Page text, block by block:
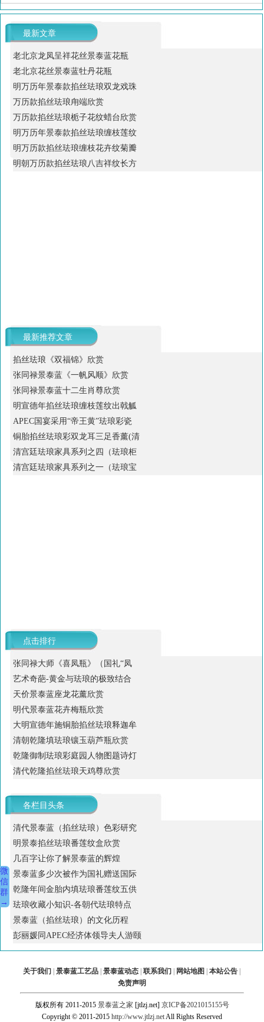
最新文章
老北京龙凤呈祥花丝景泰蓝花瓶
老北京花丝景泰蓝牡丹花瓶
明万历年景泰款掐丝珐琅双龙戏珠
万历款掐丝珐琅甪端欣赏
万历款掐丝珐琅栀子花纹蜡台欣赏
明万历年景泰款掐丝珐琅缠枝莲纹
明万历款掐丝珐琅缠枝花卉纹菊瓣
明朝万历款掐丝珐琅八吉祥纹长方
最新推荐文章
掐丝珐琅《双福锦》欣赏
张同禄景泰蓝《一帆风顺》欣赏
张同禄景泰蓝十二生肖尊欣赏
明宣德年掐丝珐琅缠枝莲纹出戟觚
APEC国宴采用“帝王黄”珐琅彩瓷
铜胎掐丝珐琅彩双龙耳三足香薰(清
清宫廷珐琅家具系列之四（珐琅柜
清宫廷珐琅家具系列之一（珐琅宝
点击排行
张同禄大师《喜凤瓶》（国礼“凤
艺术奇葩-黄金与珐琅的极致结合
天价景泰蓝座龙花薰欣赏
明代景泰蓝花卉梅瓶欣赏
大明宣德年施铜胎掐丝珐琅释迦牟
清朝乾隆填珐琅镶玉葫芦瓶欣赏
乾隆御制珐琅彩庭园人物图题诗灯
清代乾隆掐丝珐琅天鸡尊欣赏
各栏目头条
清代景泰蓝（掐丝珐琅）色彩研究
明景泰掐丝珐琅番莲纹盒欣赏
几百字让你了解景泰蓝的辉煌
景泰蓝多少次被作为国礼赠送国际
乾隆年间金胎内填珐琅番莲纹五供
珐琅收藏小知识-各朝代珐琅特点
景泰蓝（掐丝珐琅）的文化历程
彭丽媛同APEC经济体领导夫人游颐
关于我们 |景泰蓝工艺品 |景泰蓝动态 |联系我们 网站地图 |本站公告
免责声明
版权所有 2011-2015 景泰蓝之家 [jtlzj.net] 京ICP备2021015155号
Copyright © 2011-2015 http://www.jtlzj.netAll Rights Reserved
微
信
群
→